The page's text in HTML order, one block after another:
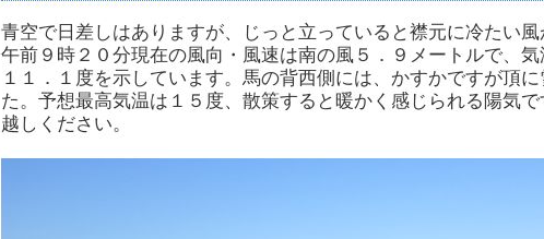
青空で日差しはありますが、じっと立っていると襟元に冷たい風
午前９時２０分現在の風向・風速は南の風５．９メートルで、
１１．１度を示しています。馬の背西側には、かすかですが頂
た。予想最高気温は１５度、散策すると暖かく感じられる陽気
越しください。